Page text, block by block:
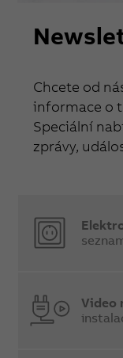
Chcete od
informace o
Speciální
zprávy,
Video